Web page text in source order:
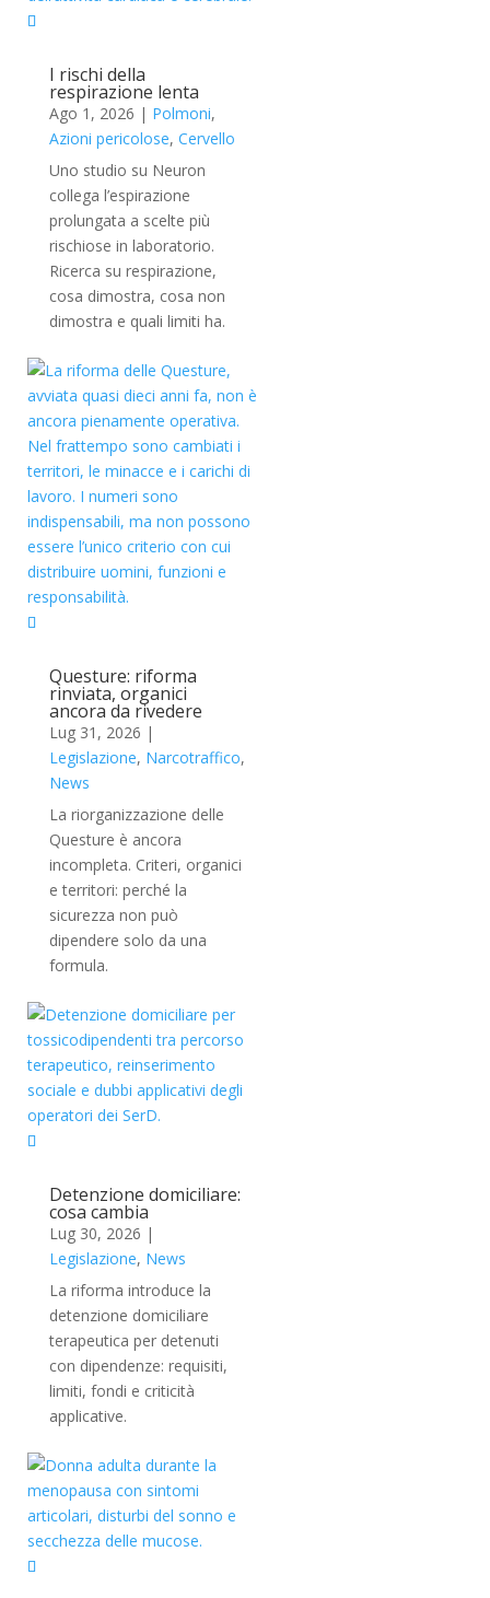
I rischi della
respirazione lenta
Ago 1, 2026 | Polmoni,
Azioni pericolose, Cervello
Uno studio su Neuron
collega l’espirazione
prolungata a scelte più
rischiose in laboratorio.
Ricerca su respirazione,
cosa dimostra, cosa non
dimostra e quali limiti ha.
Questure: riforma
rinviata, organici
ancora da rivedere
Lug 31, 2026 |
Legislazione, Narcotraffico,
News
La riorganizzazione delle
Questure è ancora
incompleta. Criteri, organici
e territori: perché la
sicurezza non può
dipendere solo da una
formula.
Detenzione domiciliare:
cosa cambia
Lug 30, 2026 |
Legislazione, News
La riforma introduce la
detenzione domiciliare
terapeutica per detenuti
con dipendenze: requisiti,
limiti, fondi e criticità
applicative.